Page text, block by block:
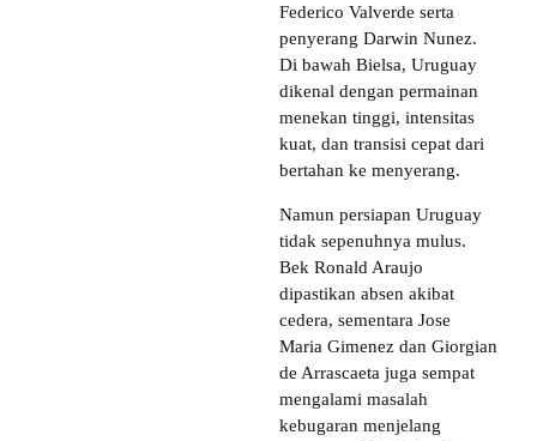
Federico Valverde serta
penyerang Darwin Nunez.
Di bawah Bielsa, Uruguay
dikenal dengan permainan
menekan tinggi, intensitas
kuat, dan transisi cepat dari
bertahan ke menyerang.
Namun persiapan Uruguay
tidak sepenuhnya mulus.
Bek Ronald Araujo
dipastikan absen akibat
cedera, sementara Jose
Maria Gimenez dan Giorgian
de Arrascaeta juga sempat
mengalami masalah
kebugaran menjelang